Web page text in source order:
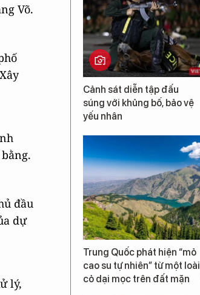
Võ.
đầu
dự
lý,
Cảnh sát diễn tập đấu
súng với khủng bố, bảo vệ
yếu nhân
Trung Quốc phát hiện “mỏ
cao su tự nhiên” từ một loài
cỏ dại mọc trên đất mặn